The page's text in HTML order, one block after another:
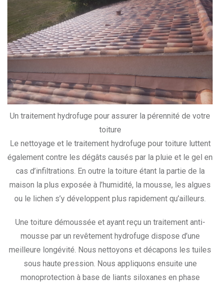
Un traitement hydrofuge pour assurer la pérennité de votre
toiture
Le nettoyage et le traitement hydrofuge pour toiture luttent
également contre les dégâts causés par la pluie et le gel en
cas d’infiltrations. En outre la toiture étant la partie de la
maison la plus exposée à l’humidité, la mousse, les algues
ou le lichen s’y développent plus rapidement qu’ailleurs.
Une toiture démoussée et ayant reçu un traitement anti-
mousse par un revêtement hydrofuge dispose d’une
meilleure longévité. Nous nettoyons et décapons les tuiles
sous haute pression. Nous appliquons ensuite une
monoprotection à base de liants siloxanes en phase